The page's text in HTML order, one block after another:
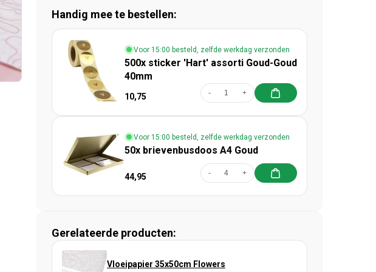
Handig mee te bestellen:
Voor 15:00 besteld, zelfde werkdag verzonden
500x sticker 'Hart' assorti Goud-Goud
40mm
10,75 - +
Voor 15:00 besteld, zelfde werkdag verzonden
50x brievenbusdoos A4 Goud
44,95 - +
Gerelateerde producten:
Vloeipapier 35x50cm Flowers